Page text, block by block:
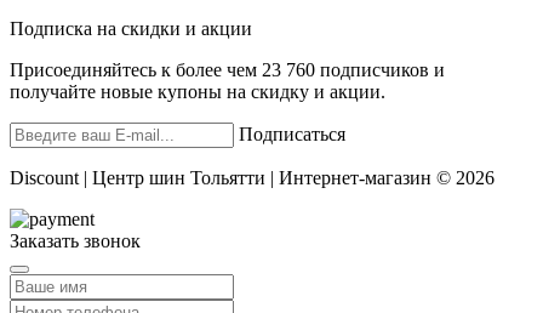
Подписка на скидки и акции
Присоединяйтесь к более чем 23 760 подписчиков и
получайте новые купоны на скидку и акции.
Подписаться
Discount | Центр шин Тольятти | Интернет-магазин © 2026
Заказать звонок